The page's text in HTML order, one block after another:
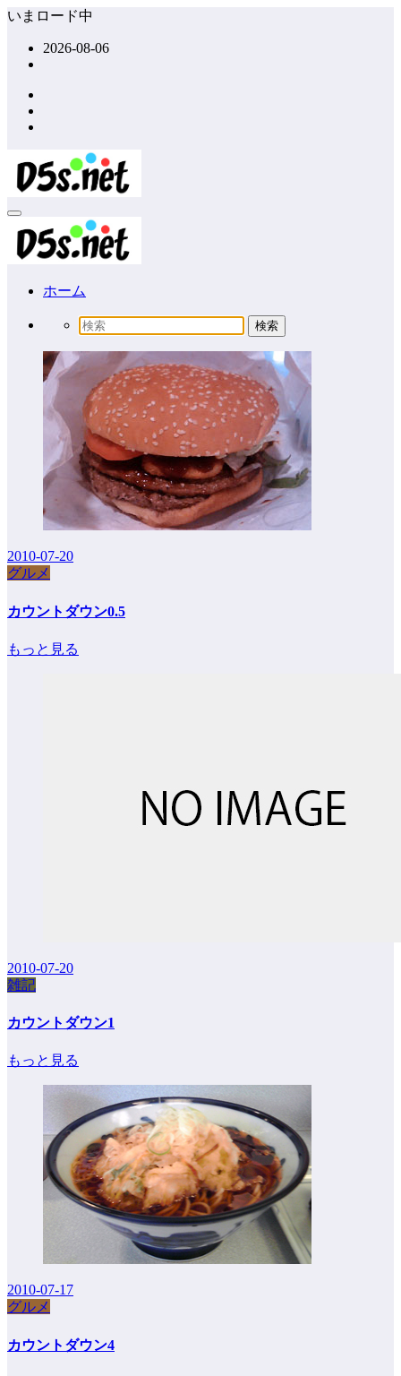
コ
ッ
プ
いまロード中
2026-08-06
ホーム
2010-07-20
グルメ
カウントダウン0.5
もっと見る
2010-07-20
雑記
カウントダウン1
もっと見る
2010-07-17
グルメ
カウントダウン4